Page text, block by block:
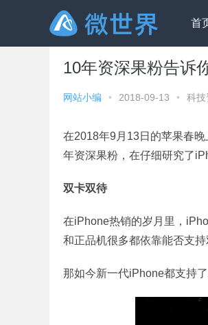
首
微世界» 科技资讯» 10年资深
10年资深果粉告诉
网站小编 • 2018-09-13 • 科技
在2018年9月13日的苹果春
年资深果粉，在仔细研究了
双卡双待
在iPhone热销的岁月里，
和正品机很多都依靠能否支持
那如今新一代iPhone都支持